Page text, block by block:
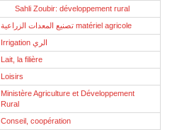
Sahli Zoubir: développement rural
تصنيع المعدات الزراعية matériel agricole
Irrigation الري
Lait, la filière
Loisirs
Ministère Agriculture et Développement
Rural
Conseil, coopération